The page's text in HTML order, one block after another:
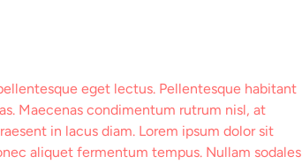
eget lectus. Pellentesque habitant
Maecenas condimentum rutrum nisl, at
in lacus diam. Lorem ipsum dolor sit
aliquet fermentum tempus. Nullam sodales